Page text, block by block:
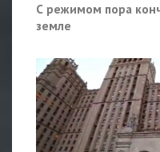
С режимом пора
земле